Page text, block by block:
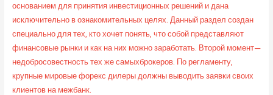
основанием для принятия инвестиционных решений и дана
исключительно в ознакомительных целях. Данный раздел создан
специально для тех, кто хочет понять, что собой представляют
финансовые рынки и как на них можно заработать. Второй момент—
недобросовестность тех же самыхброкеров. По регламенту,
крупные мировые форекс дилеры должны выводить заявки своих
клиентов на межбанк.